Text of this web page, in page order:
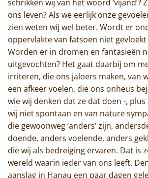
Trappisten
De abdij
Actueel
Monnik worden
Contact
schrikken wij van het woord ‘vijand’?
ons leven? Als we eerlijk onze
zien weten wij wel beter. Wordt er
oppervlakte van fatsoen niet
Worden er in dromen en fantasieën
uitgevochten? Het gaat daarbij om
irriteren, die ons jaloers maken, van
een afkeer voelen, die ons onheus
wie wij denken dat ze dat doen -,
wij niet spontaan en van nature
die gewoonweg ‘anders’ zijn,
doende, anders voelende, anders
die wij als bedreiging ervaren. Dat is
wereld waarin ieder van ons leeft.
aanslag in Hanau een paar dagen